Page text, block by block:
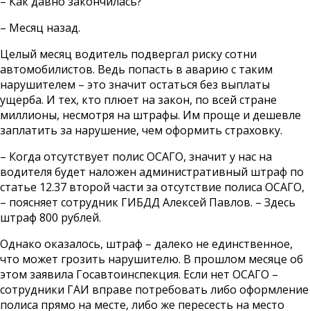
– Месяц назад.
Целый месяц водитель подвергал риску сотни
автомобилистов. Ведь попасть в аварию с таким
нарушителем – это значит остаться без выплаты
ущерба. И тех, кто плюет на закон, по всей стране
миллионы, несмотря на штрафы. Им проще и дешевле
заплатить за нарушение, чем оформить страховку.
– Когда отсутствует полис ОСАГО, значит у нас на
водителя будет наложен административный штраф по
статье 12.37 второй части за отсутствие полиса ОСАГО,
– поясняет сотрудник ГИБДД Алексей Павлов. – Здесь
штраф 800 рублей.
Однако оказалось, штраф – далеко не единственное,
что может грозить нарушителю. В прошлом месяце об
этом заявила Госавтоинспекция. Если нет ОСАГО –
сотрудники ГАИ вправе потребовать либо оформление
полиса прямо на месте, либо же пересесть на место